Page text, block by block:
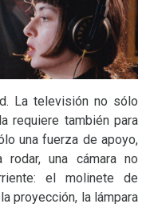
La televisión no sólo
requiere también para
una fuerza de apoyo,
rodar, una cámara no
el molinete de
proyección, la lámpara